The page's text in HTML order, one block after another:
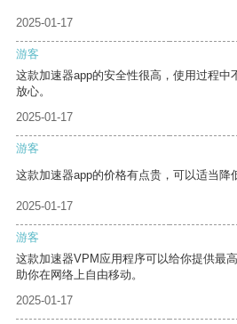
2025-01-17
游客
这款加速器app的安全性很高，使用过程中
放心。
2025-01-17
游客
这款加速器app的价格有点贵，可以适当降
2025-01-17
游客
这款加速器VPM应用程序可以给你提供最
助你在网络上自由移动。
2025-01-17